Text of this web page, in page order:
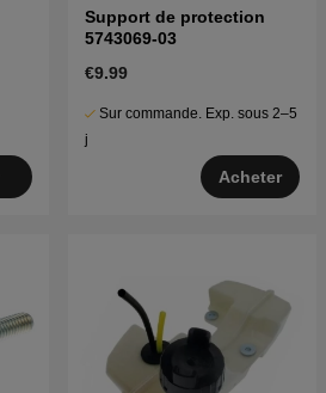
Support de protection
5743069-03
€9.99
Sur commande. Exp. sous 2–5
j
Acheter